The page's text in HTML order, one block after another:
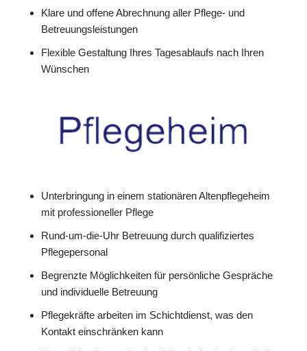
Klare und offene Abrechnung aller Pflege- und
Betreuungsleistungen
Flexible Gestaltung Ihres Tagesablaufs nach Ihren
Wünschen
Unterbringung in einem stationären Altenpflegeheim
mit professioneller Pflege
Rund-um-die-Uhr Betreuung durch qualifiziertes
Pflegepersonal
Begrenzte Möglichkeiten für persönliche Gespräche
und individuelle Betreuung
Pflegekräfte arbeiten im Schichtdienst, was den
Kontakt einschränken kann